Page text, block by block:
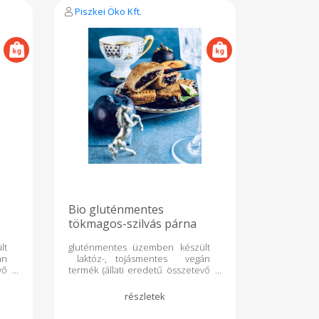
napraforgó olaj*, útifűmaghéj*,
nádcukor*, só) A *-gal jelölt
összetők ellenőrzött ökológiai
gazdálkodásból származnak. 100g
termék átlagos tápértéke:
Energia 1597 kJ/ 383 kcal Zsír
23,2g melyből telített zsírsav 4,4g
Szénhidrát 34,9g melyből cukrok
15,2g Rost 3,1g Fehérje 6,8g Só
0,3g Fogyaszd olyan szeretettel,
ahogyan mi készítettük
Piszkei Öko Kft.
Bio gluténmentes
tökmagos-szilvás párna
gluténmentes üzemben készült
laktóz-, tojásmentes vegán
termék (állati eredetű összetevő
tartósítószer mentes nettó